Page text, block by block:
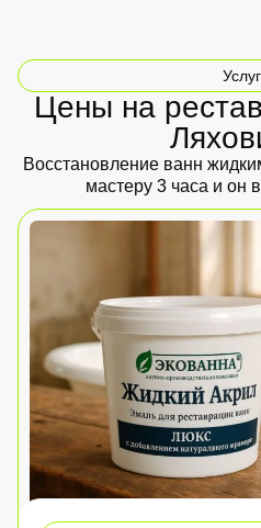
Цены на
Восстановление ванн
мастеру 3 часа и он